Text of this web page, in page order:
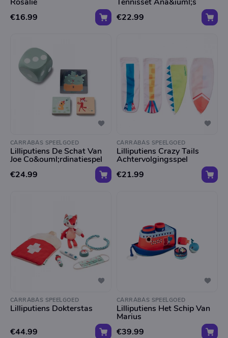
€16.99
€22.99
CARRABAS SPEELGOED
Lilliputiens De Schat Van
Joe Co&ouml;rdinatiespel
€24.99
CARRABAS SPEELGOED
Lilliputiens Crazy Tails
Achtervolgingsspel
€21.99
CARRABAS SPEELGOED
Lilliputiens Dokterstas
€44.99
CARRABAS SPEELGOED
Lilliputiens Het Schip Van
Marius
€39.99